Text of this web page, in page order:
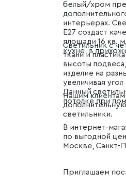
белый/хром
интерьерах.
E27 создаст
площади 16 кв.
кухне, в
Светильник с
ткани и
высоты
изделие на
увеличивая
Данный
потолке при
Нашим
светильники.
В интернет-
по выгодной
Москве, Санкт-
Приглашаем